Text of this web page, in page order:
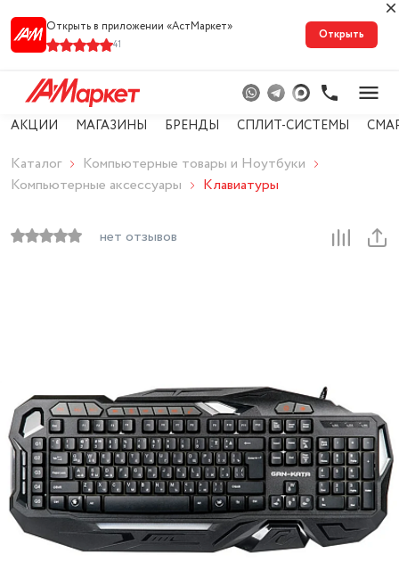
Открыть в приложении «АстМарке‪т‬»
41
Открыть
АКЦИИ МАГАЗИНЫ БРЕНДЫ СПЛИТ-СИСТЕМЫ
Каталог
Компьютерные товары и Ноутбуки
Компьютерные аксессуары
Клавиатуры
нет отзывов